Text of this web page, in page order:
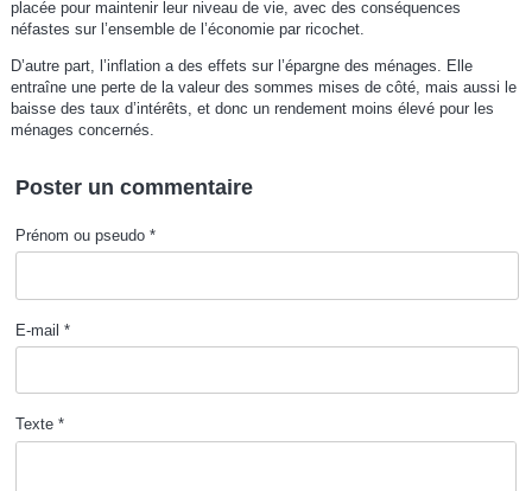
placée pour maintenir leur niveau de vie, avec des conséquences
néfastes sur l’ensemble de l’économie par ricochet.
D’autre part, l’inflation a des effets sur l’épargne des ménages. Elle
entraîne une perte de la valeur des sommes mises de côté, mais aussi le
baisse des taux d’intérêts, et donc un rendement moins élevé pour les
ménages concernés.
Poster un commentaire
Prénom ou pseudo *
E-mail *
Texte *